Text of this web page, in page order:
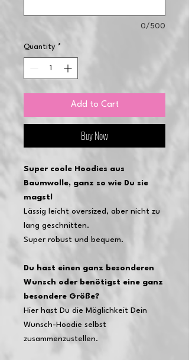
0/500
Quantity *
Add to Cart
Buy Now
Super coole Hoodies aus
Baumwolle, ganz so wie Du sie
magst!
Lässig leicht oversized, aber nicht zu
lang geschnitten.
Super robust und bequem.
Du hast einen ganz besonderen
Wunsch oder benötigst eine ganz
besondere Größe?
Hier hast Du die Möglichkeit Dein
Wunsch-Hoodie selbst
zusammenzustellen.